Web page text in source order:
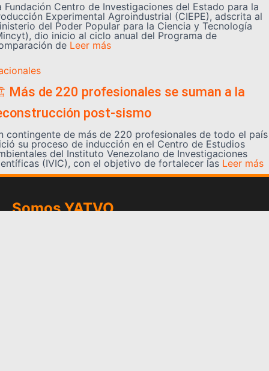
Fundación Centro de Investigaciones del Estado para la
Experimental Agroindustrial (CIEPE), adscrita al
del Poder Popular para la Ciencia y Tecnología
dio inicio al ciclo anual del Programa de
de Leer más
de 220 profesionales se suman a la
post-sismo
contingente de más de 220 profesionales de todo el país
su proceso de inducción en el Centro de Estudios
del Instituto Venezolano de Investigaciones
(IVIC), con el objetivo de fortalecer las Leer más
Somos YATVO